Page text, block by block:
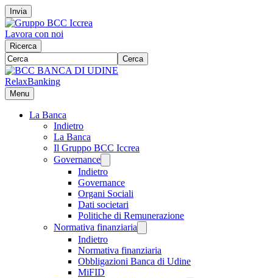
Invia
Lavora con noi
Ricerca
Cerca
RelaxBanking
Menu
La Banca
Indietro
La Banca
Il Gruppo BCC Iccrea
Governance
Indietro
Governance
Organi Sociali
Dati societari
Politiche di Remunerazione
Normativa finanziaria
Indietro
Normativa finanziaria
Obbligazioni Banca di Udine
MiFID